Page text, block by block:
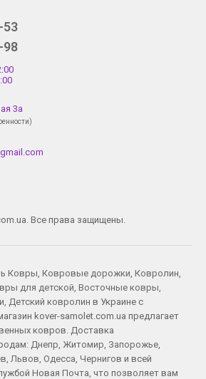
53
98
3а
Все права защищены.
Ковры Ковровые дорожки Ковролин
для детской Восточные ковры
Детский ковролин в Украине с
kover-samolet.com.ua предлагает
ковров. Доставка
Днепр Житомир Запорожье
Львов Одесса Чернигов и всей
Новая Почта, что позволяет вам